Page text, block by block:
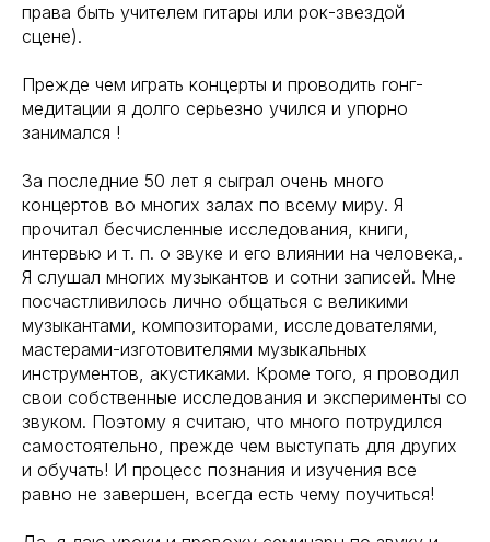
права быть учителем гитары или рок-звездой
сцене).
Прежде чем играть концерты и проводить гонг-
медитации я долго серьезно учился и упорно
занимался !
За последние 50 лет я сыграл очень много
концертов во многих залах по всему миру. Я
прочитал бесчисленные исследования, книги,
интервью и т. п. о звуке и его влиянии на человека,.
Я слушал многих музыкантов и сотни записей. Мне
посчастливилось лично общаться с великими
музыкантами, композиторами, исследователями,
мастерами-изготовителями музыкальных
инструментов, акустиками. Кроме того, я проводил
свои собственные исследования и эксперименты со
звуком. Поэтому я считаю, что много потрудился
самостоятельно, прежде чем выступать для других
и обучать! И процесс познания и изучения все
равно не завершен, всегда есть чему поучиться!